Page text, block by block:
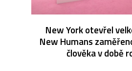
New York otevřel
New Humans
člověka v době